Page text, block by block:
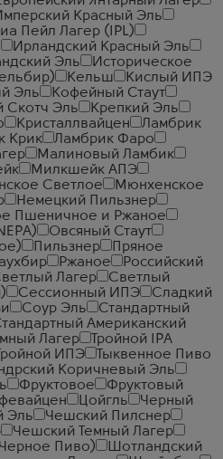
Красный Эль
Пейл Лагер (IPL)
Ирландский Красный Эль
Эль
Историческое
Кельш
Кислый ИПЭ
Эль
Кофейный Стаут
Скотч Эль
Крепкий Эль
Кристаллвайцен
Ламбрик
Крик
Ламбрик Фаро
Малиновый Ламбик
Милкшейк АПЭ
Светлое
Мюнхенское
Немецкий Пильзнер
Пшеничное и Ржаное
Овсяный Стаут
Пильзнер
Пряное
Ржаное
Российский
Лагер
Светлый
Сессионный ИПЭ
Сладкий
Соур Эль
Стандартный
Американский
Лагер
Тройной IPA
Тройной ИПЭ
Тыквенное Пиво
Коричневый Эль
Фруктовое
Фруктовый
Цойгль
Черный
Эль
Чешский Пилснер
Чешский Темный Лагер
Пиво)
Шотландский